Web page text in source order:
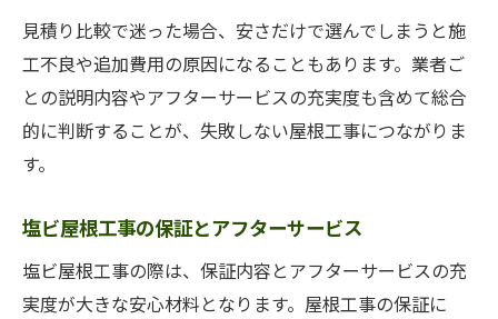
見積り比較で迷った場合、安さだけで選んでしまうと施
工不良や追加費用の原因になることもあります。業者ご
との説明内容やアフターサービスの充実度も含めて総合
的に判断することが、失敗しない屋根工事につながりま
す。
塩ビ屋根工事の保証とアフターサービス
塩ビ屋根工事の際は、保証内容とアフターサービスの充
実度が大きな安心材料となります。屋根工事の保証に